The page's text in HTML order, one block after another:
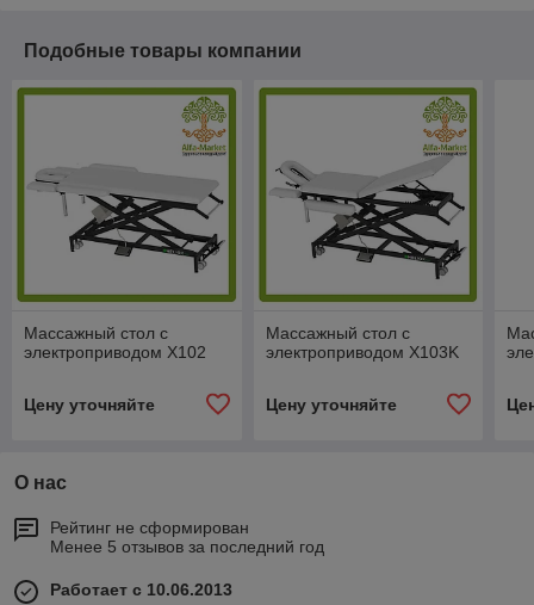
Подобные товары компании
Массажный стол с
электроприводом X102
Цену уточняйте
Массажный стол c
электроприводом X103K
Цену уточняйте
О нас
Рейтинг не сформирован
Менее 5 отзывов за последний год
Работает с 10.06.2013